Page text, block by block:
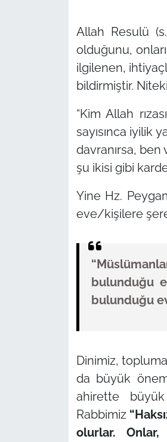
Allah Resulü
olduğunu,
ilgilenen,
bildirmiştir.
“Kim Allah
sayısınca iyilik
davranırsa,
şu ikisi gibi
Yine Hz.
eve/kişilere
bulunduğu
bulunduğu
Dinimiz,
da büyük
ahirette
Rabbimiz
olurlar.